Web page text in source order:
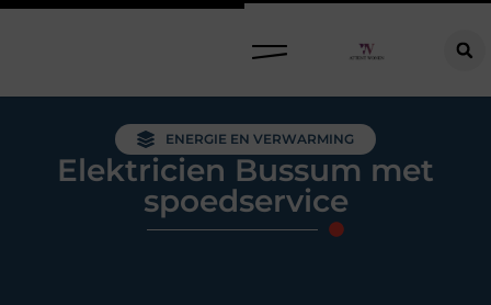
ENERGIE EN VERWARMING
Elektricien Bussum met
spoedservice